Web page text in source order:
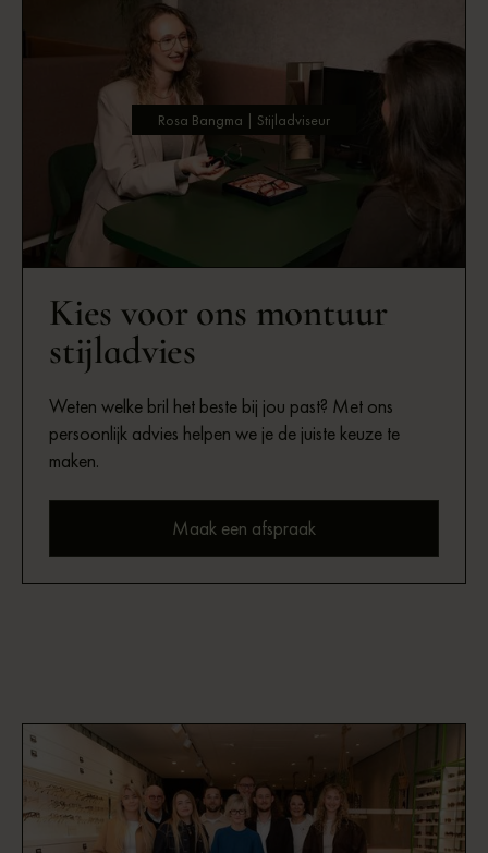
Kies voor ons montuur
stijladvies
Weten welke bril het beste bij jou past? Met ons
persoonlijk advies helpen we je de juiste keuze te
maken.
Maak een afspraak
Rosa Bangma | Stijladviseur